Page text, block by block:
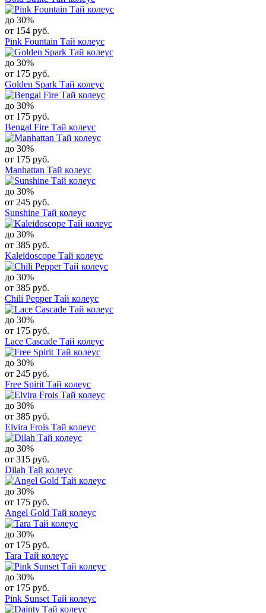
до 30%
от 154 руб.
Pink Fountain Тай колеус
до 30%
от 175 руб.
Golden Spark Тай колеус
до 30%
от 175 руб.
Bengal Fire Тай колеус
до 30%
от 175 руб.
Manhattan Тай колеус
до 30%
от 245 руб.
Sunshine Тай колеус
до 30%
от 385 руб.
Kaleidoscope Тай колеус
до 30%
от 385 руб.
Chili Pepper Тай колеус
до 30%
от 175 руб.
Lace Cascade Тай колеус
до 30%
от 245 руб.
Free Spirit Тай колеус
до 30%
от 385 руб.
Elvira Frois Тай колеус
до 30%
от 315 руб.
Dilah Тай колеус
до 30%
от 175 руб.
Angel Gold Тай колеус
до 30%
от 175 руб.
Tara Тай колеус
до 30%
от 175 руб.
Pink Sunset Тай колеус